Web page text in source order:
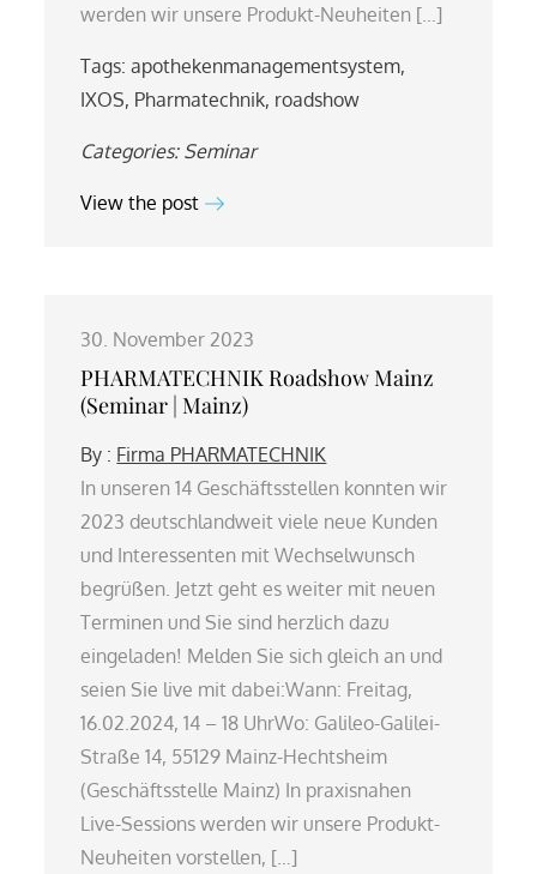
werden wir unsere Produkt-Neuheiten […]
Tags:apothekenmanagementsystem,
IXOS, Pharmatechnik, roadshow
Categories: Seminar
View the post
30. November 2023
PHARMATECHNIK Roadshow Mainz
(Seminar | Mainz)
By : Firma PHARMATECHNIK
In unseren 14 Geschäftsstellen konnten wir
2023 deutschlandweit viele neue Kunden
und Interessenten mit Wechselwunsch
begrüßen. Jetzt geht es weiter mit neuen
Terminen und Sie sind herzlich dazu
eingeladen! Melden Sie sich gleich an und
seien Sie live mit dabei:Wann: Freitag,
16.02.2024, 14 – 18 UhrWo: Galileo-Galilei-
Straße 14, 55129 Mainz-Hechtsheim
(Geschäftsstelle Mainz) In praxisnahen
Live-Sessions werden wir unsere Produkt-
Neuheiten vorstellen, […]